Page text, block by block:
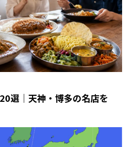
選｜天神・博多の名店を